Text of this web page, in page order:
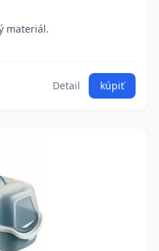
materiál.
Detail kúpiť